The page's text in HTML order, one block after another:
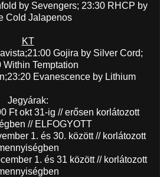
by Sevengers; 23:30 RHCP by
Cold Jalapenos
KT
Gojira by Silver Cord;
Within Temptation
Evanescence by Lithium
Jegyárak:
Ft okt 31-ig // erősen korlátozott
// ELFOGYOTT
1. és 30. között // korlátozott
1. és 31 között // korlátozott